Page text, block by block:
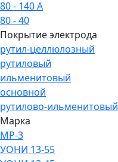
80 - 140 А
80 - 40
Покрытие электрода
рутил-целлюлозный
рутиловый
ильменитовый
основной
рутилово-ильменитовый
Марка
МР-3
УОНИ 13-55